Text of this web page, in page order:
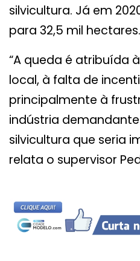
silvicultura. Já em
para 32,5 mil hectares.
“A queda é atribuída
local, à falta de
principalmente à
indústria
silvicultura que seria
relata o supervisor